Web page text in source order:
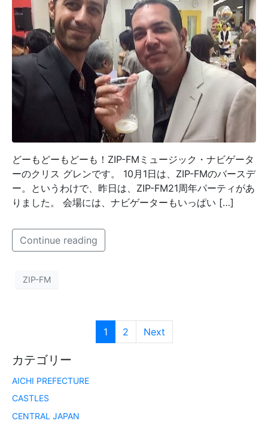
どーもどーもどーも！ZIP-FMミュージック・ナビゲータ
ーのクリス グレンです。 10月1日は、ZIP-FMのバースデ
ー。というわけで、昨日は、ZIP-FM21周年パーティがあ
りました。 会場には、ナビゲーターもいっぱい […]
Continue reading
ZIP-FM
1 2 Next
カテゴリー
AICHI PREFECTURE
CASTLES
CENTRAL JAPAN